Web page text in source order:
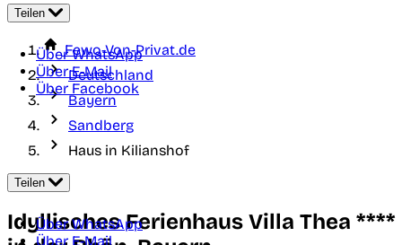
Teilen
Über WhatsApp
Über E-Mail
Über Facebook
Fewo-Von-Privat.de
Deutschland
Bayern
Sandberg
Haus in Kilianshof
Teilen
Über WhatsApp
Über E-Mail
Idyllisches Ferienhaus Villa Thea ****